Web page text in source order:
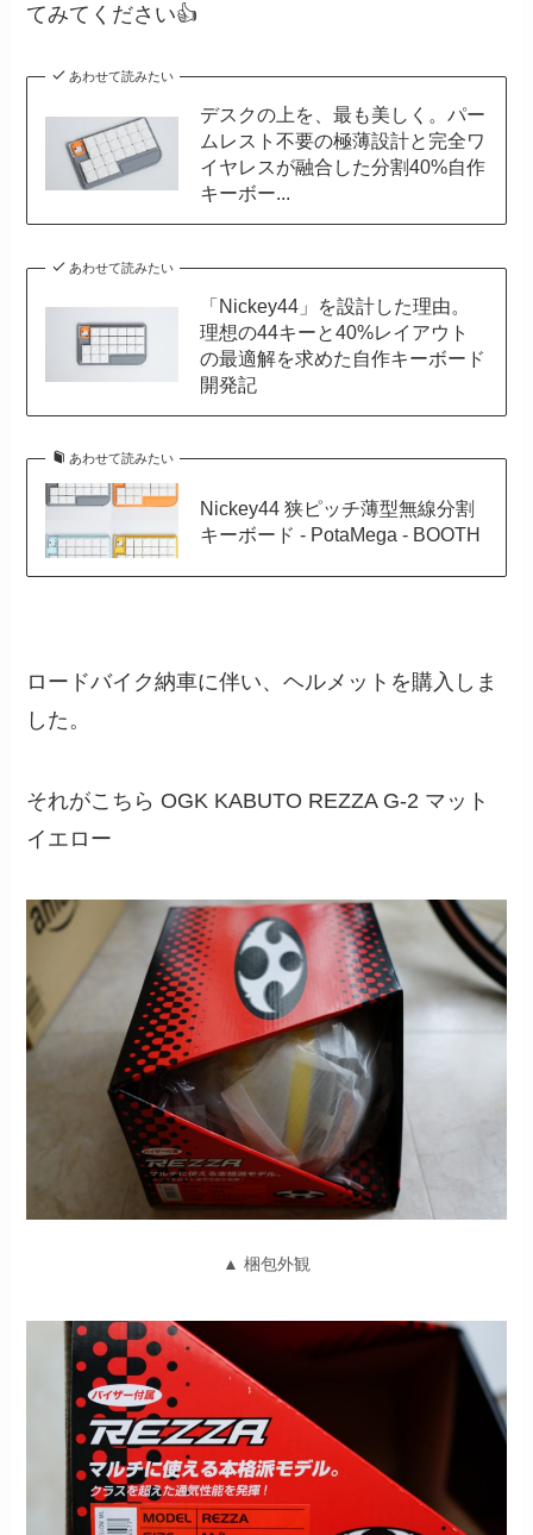
てみてください👍️
あわせて読みたい
デスクの上を、最も美しく。パー
ムレスト不要の極薄設計と完全ワ
イヤレスが融合した分割40%自作
キーボー...
あわせて読みたい
「Nickey44」を設計した理由。
理想の44キーと40%レイアウト
の最適解を求めた自作キーボード
開発記
あわせて読みたい
Nickey44 狭ピッチ薄型無線分割
キーボード - PotaMega - BOOTH
ロードバイク納車に伴い、ヘルメットを購入しま
した。
それがこちら OGK KABUTO REZZA G-2 マット
イエロー
▲ 梱包外観